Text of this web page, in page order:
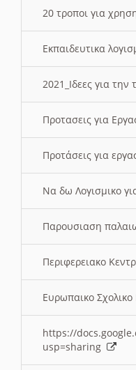
20 τροποι για
Εκπαιδευτικα
2021_Ιδεες για την
Προτασεις για
Προτάσεις για
Να δω Λογισμικο
Παρουσιαση
Περιφερειακο
Ευρωπαικο
https://
usp=sharing